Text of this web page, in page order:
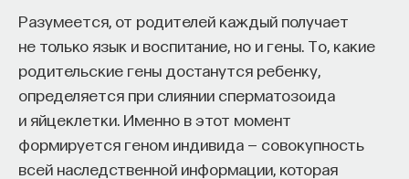
Разумеется, от родителей каждый получает
не только язык и воспитание, но и гены. То, какие
родительские гены достанутся ребенку,
определяется при слиянии сперматозоида
и яйцеклетки. Именно в этот момент
формируется геном индивида — совокупность
всей наследственной информации, которая